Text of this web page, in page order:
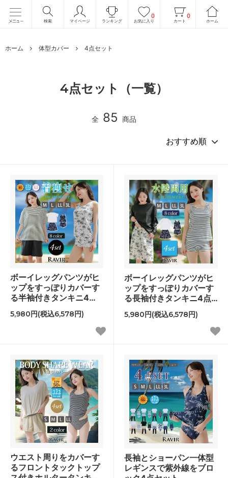
検索 マイページ ランキング
0
お気に入り
0
カート ホーム
ホーム 体型カバー 4点セット
4点セット（一覧）
全 85 商品
ボーイレッグパンツがヒ
ップをすっぽりカバーす
る半袖付きタンキニ4点
5,980円(税込6,578円)
ボーイレッグパンツがヒ
ップをすっぽりカバーす
る長袖付きタンキニ4点
5,980円(税込6,578円)
ウエスト周りをカバーす
るフロントタックトップ
長袖とショーパン一体型
レギンスで紫外線をブロ